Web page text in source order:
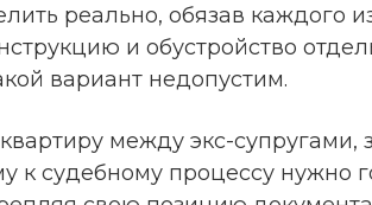
реально, обязав каждого
и обустройство
вариант недопустим.
между экс-супругами,
к судебному процессу нужно